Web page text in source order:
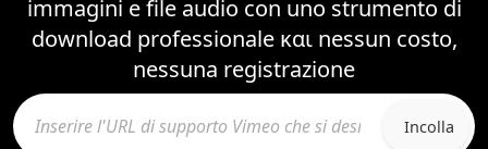
immagini e file audio con uno strumento di
download professionale και nessun costo,
nessuna registrazione
Incolla